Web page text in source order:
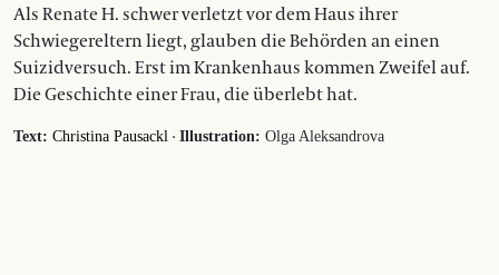
Als Renate H. schwer verletzt vor dem Haus ihrer
Schwiegereltern liegt, glauben die Behörden an einen
Suizidversuch. Erst im Krankenhaus kommen Zweifel auf.
Die Geschichte einer Frau, die überlebt hat.
Text: Christina Pausackl · Illustration: Olga Aleksandrova